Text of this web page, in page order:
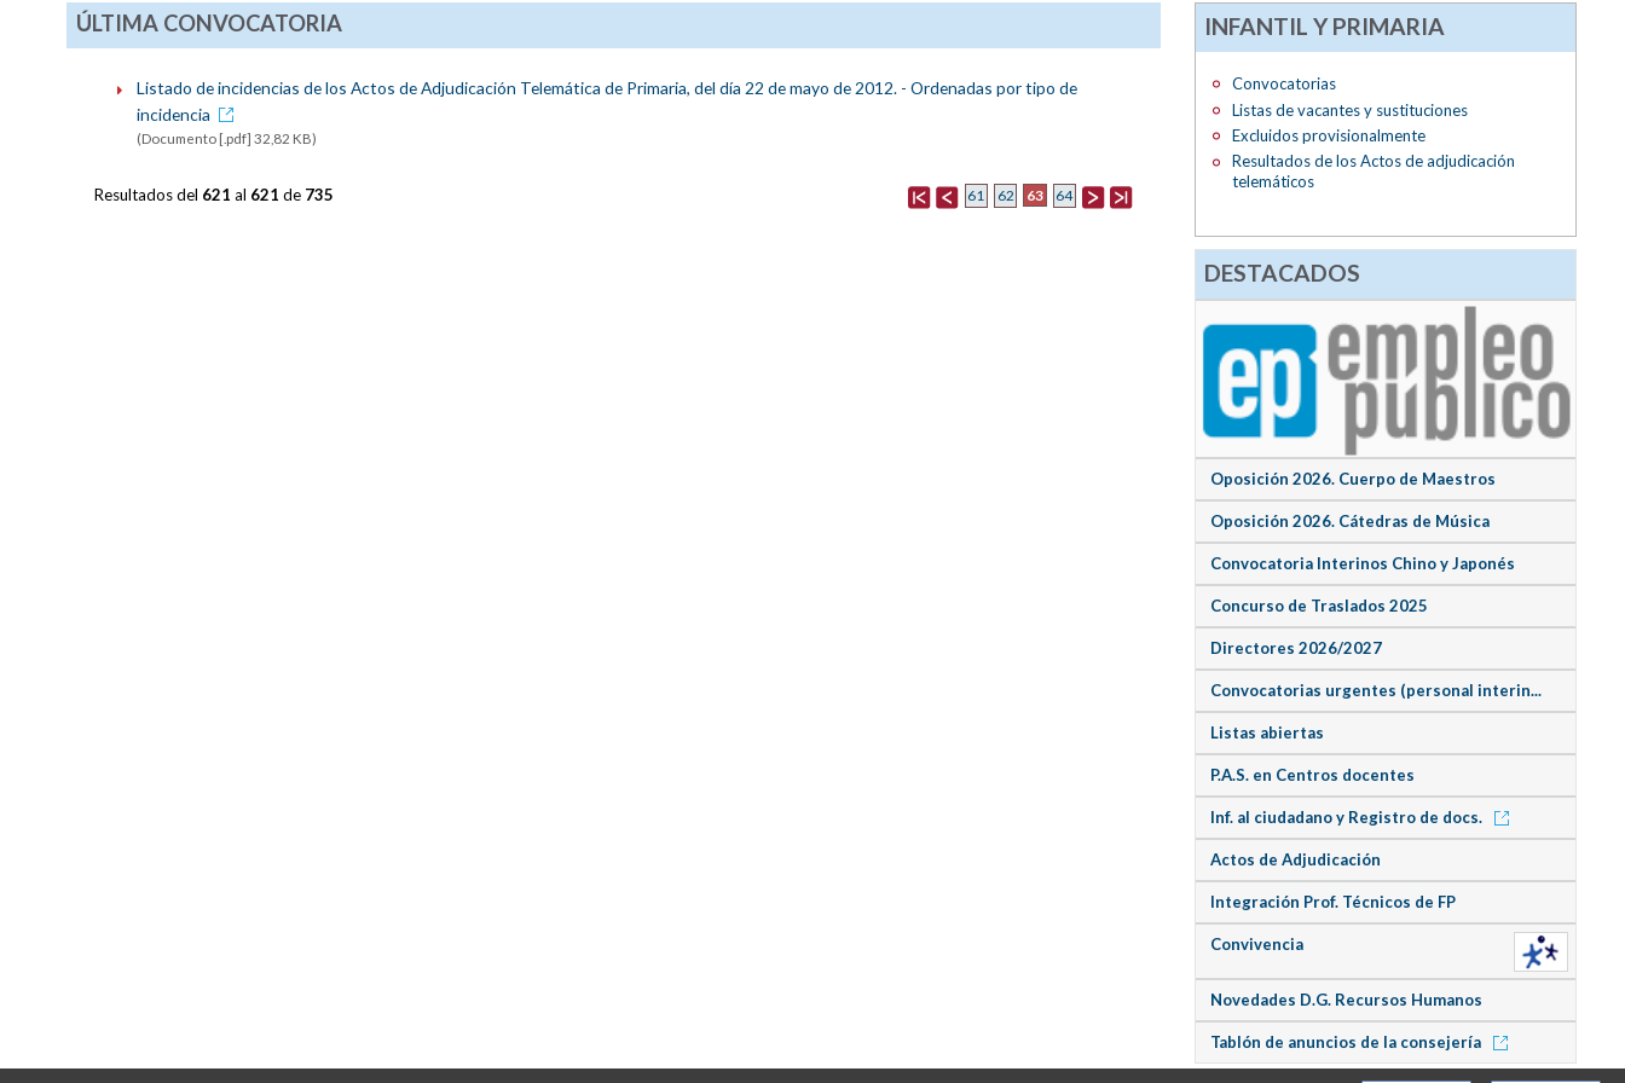
ÚLTIMA CONVOCATORIA
Listado de incidencias de los Actos de Adjudicación Telemática de Primaria, del día 22 de mayo de 2012. - Ordenadas por tipo de
incidencia
(Documento [.pdf] 32,82 KB)
61 62 63 64
Resultados del 621 al 621de 735
INFANTIL Y PRIMARIA
Convocatorias
Listas de vacantes y sustituciones
Excluidos provisionalmente
Resultados de los Actos de adjudicación
telemáticos
DESTACADOS
Oposición 2026. Cuerpo de Maestros
Oposición 2026. Cátedras de Música
Convocatoria Interinos Chino y Japonés
Concurso de Traslados 2025
Directores 2026/2027
Convocatorias urgentes (personal interin...
Listas abiertas
P.A.S. en Centros docentes
Inf. al ciudadano y Registro de docs.
Actos de Adjudicación
Integración Prof. Técnicos de FP
Convivencia
Novedades D.G. Recursos Humanos
Tablón de anuncios de la consejería